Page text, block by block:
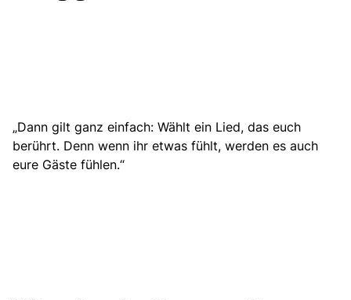
„Dann gilt ganz einfach: Wählt ein Lied, das euch
berührt. Denn wenn ihr etwas fühlt, werden es auch
eure Gäste fühlen.“